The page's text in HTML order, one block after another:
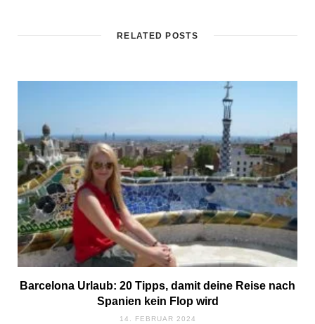
RELATED POSTS
Barcelona Urlaub: 20 Tipps, damit deine Reise nach
Spanien kein Flop wird
14. FEBRUAR 2024